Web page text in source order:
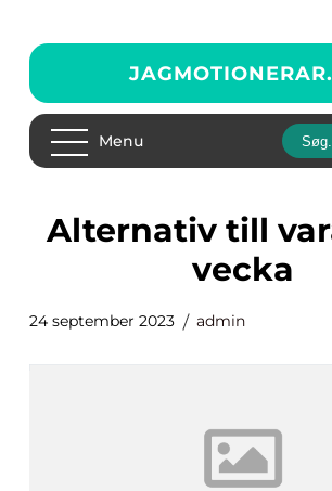
JAGMOTIONERAR.
Menu
alternativ till varannan
vecka
24 september 2023 admin